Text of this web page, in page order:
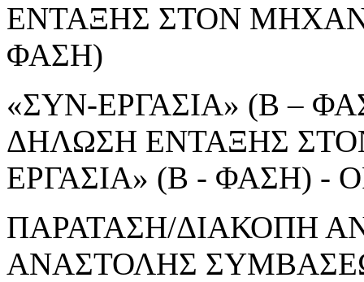
ΕΝΤΑΞΗΣ ΣΤΟΝ
ΦΑΣΗ)
«ΣΥΝ-ΕΡΓΑΣΙΑ» (Β –
ΔΗΛΩΣΗ ΕΝΤΑΞΗΣ
ΕΡΓΑΣΙΑ» (Β - ΦΑΣΗ)
ΠΑΡΑΤΑΣΗ/ΔΙΑΚΟΠΗ
ΑΝΑΣΤΟΛΗΣ